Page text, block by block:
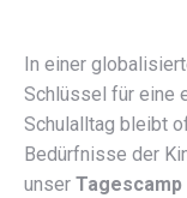
In einer
Schlüssel für eine
Schulalltag bleibt
Bedürfnisse der
unser Tagescamp